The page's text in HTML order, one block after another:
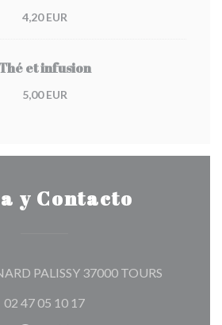
4,20 EUR
Thé et infusion
5,00 EUR
y Contacto
PALISSY 37000 TOURS((abre en
02 47 05 10 17